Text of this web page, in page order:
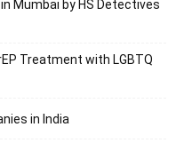
Mumbai by HS Detectives
Treatment with LGBTQ
in India